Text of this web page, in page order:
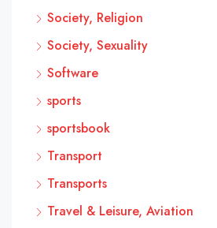
Society, Religion
Society, Sexuality
Software
sports
sportsbook
Transport
Transports
Travel & Leisure, Aviation